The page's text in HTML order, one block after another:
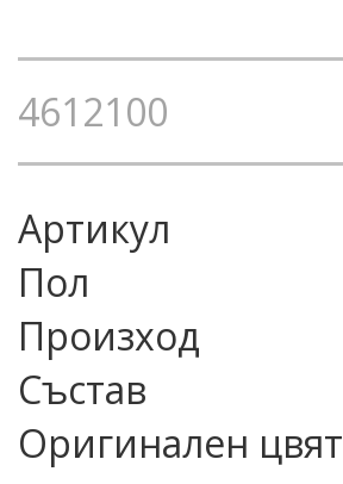
4612100
Артикул
Пол
Произход
Състав
Оригинален цвят